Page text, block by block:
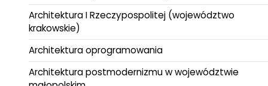
Architektura I Rzeczypospolitej (województwo
krakowskie)
Architektura oprogramowania
Architektura postmodernizmu w województwie